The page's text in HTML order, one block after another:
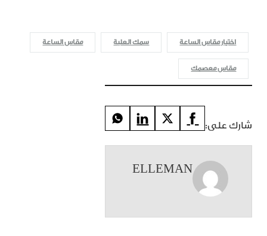
اختيار مقاس الساعة سمك العلبة مقاس الساعة
مقاس معصمك
شارك على:
ELLEMAN